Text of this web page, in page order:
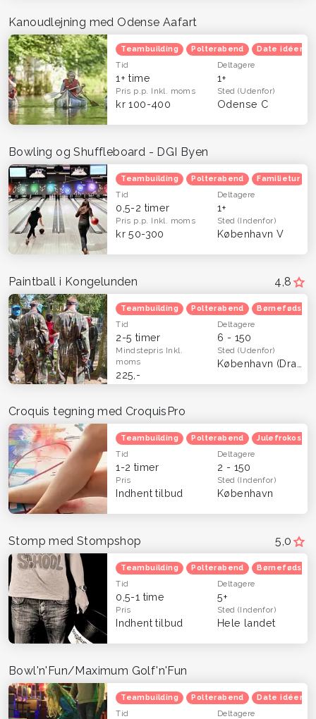
Kanoudlejning med Odense Aafart
Teambuilding Polterabend Date idéer
Tid
1+ time
Deltagere
1+
Pris p.p. Inkl. moms
kr 100-400
Sted(Udenfor)
Odense C
Bowling og Shuffleboard - DGI Byen
Teambuilding Polterabend Familietur
Tid
0,5-2 timer
Deltagere
1+
Pris p.p. Inkl. moms
kr 50-300
Sted(Indenfor)
København V
4,8
Paintball i Kongelunden
Teambuilding Polterabend
Tid
2-5 timer
Deltagere
6 - 150
Mindstepris Inkl.
moms
225,-
Sted(Udenfor)
Croquis tegning med CroquisPro
Teambuilding Polterabend Julefrokost
Tid
1-2 timer
Deltagere
2 - 150
Pris
Indhent tilbud
Sted(Indenfor)
København
5,0
Stomp med Stompshop
Teambuilding Polterabend
Tid
0,5-1 time
Deltagere
5+
Pris
Indhent tilbud
Sted(Indenfor)
Hele landet
Bowl'n'Fun/Maximum Golf'n'Fun
Teambuilding Polterabend Date idéer
Tid Deltagere